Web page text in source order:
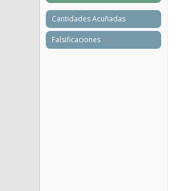
Cantidades Acuñadas
Falsificaciones